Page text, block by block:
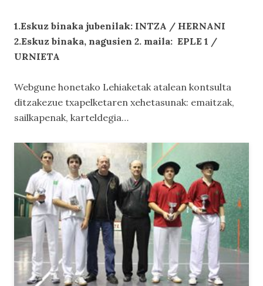
1.Eskuz binaka jubenilak: INTZA / HERNANI
2.Eskuz binaka, nagusien 2. maila: EPLE 1 /
URNIETA
Webgune honetako Lehiaketakatalean kontsulta
ditzakezue txapelketaren xehetasunak: emaitzak,
sailkapenak, karteldegia…